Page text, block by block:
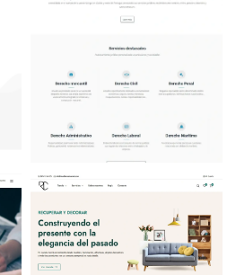
Diseño web Bufete